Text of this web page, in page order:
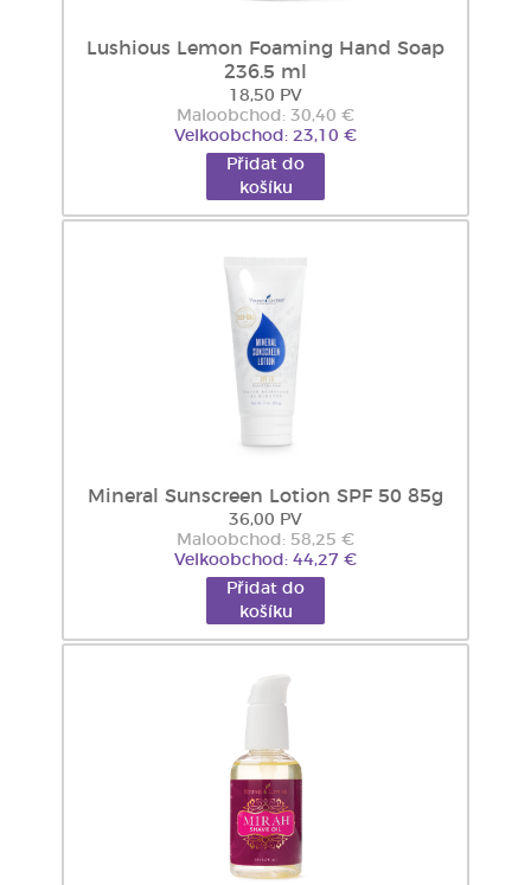
Lushious Lemon Foaming Hand Soap
236.5 ml
18,50 PV
Maloobchod: 30,40 €
Velkoobchod: 23,10 €
Přidat do
košíku
Mineral Sunscreen Lotion SPF 50 85g
36,00 PV
Maloobchod: 58,25 €
Velkoobchod: 44,27 €
Přidat do
košíku